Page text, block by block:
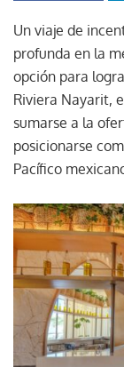
Un viaje de
profunda en la
opción para
Riviera Nayarit,
sumarse a la
posicionarse
Pacífico